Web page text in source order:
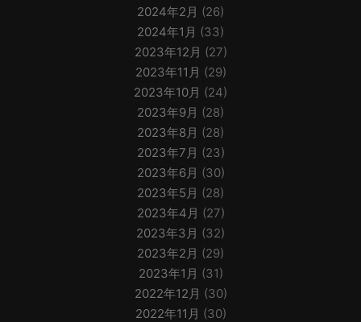
2024年2月 (26)
2024年1月 (33)
2023年12月 (27)
2023年11月 (29)
2023年10月 (24)
2023年9月 (28)
2023年8月 (28)
2023年7月 (23)
2023年6月 (30)
2023年5月 (28)
2023年4月 (27)
2023年3月 (32)
2023年2月 (29)
2023年1月 (31)
2022年12月 (30)
2022年11月 (30)